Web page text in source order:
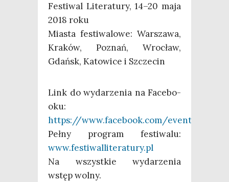
Festi­wal Lite­ra­tu­ry, 14–20 maja
2018 roku
Mia­sta festi­wa­lo­we: War­sza­wa,
Kra­ków, Poznań, Wro­cław,
Gdańsk, Kato­wi­ce i Szczecin
Link do wyda­rze­nia na Face­bo­
oku:
https://www.facebook.com/events/
Peł­ny pro­gram festi­wa­lu:
www.festiwalliteratury.pl
Na wszyst­kie wyda­rze­nia
wstęp wolny.